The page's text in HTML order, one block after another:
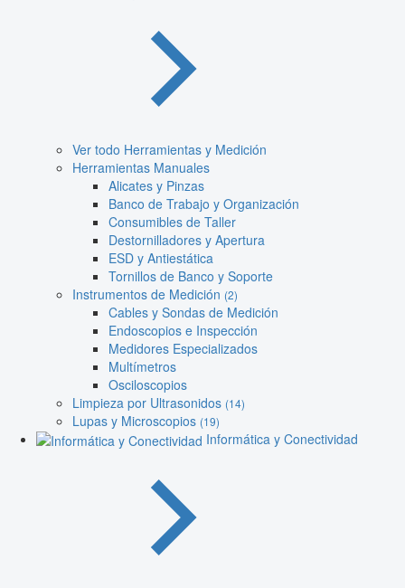
Ver todo Herramientas y Medición
Herramientas Manuales
Alicates y Pinzas
Banco de Trabajo y Organización
Consumibles de Taller
Destornilladores y Apertura
ESD y Antiestática
Tornillos de Banco y Soporte
Instrumentos de Medición (2)
Cables y Sondas de Medición
Endoscopios e Inspección
Medidores Especializados
Multímetros
Osciloscopios
Limpieza por Ultrasonidos (14)
Lupas y Microscopios (19)
Informática y Conectividad